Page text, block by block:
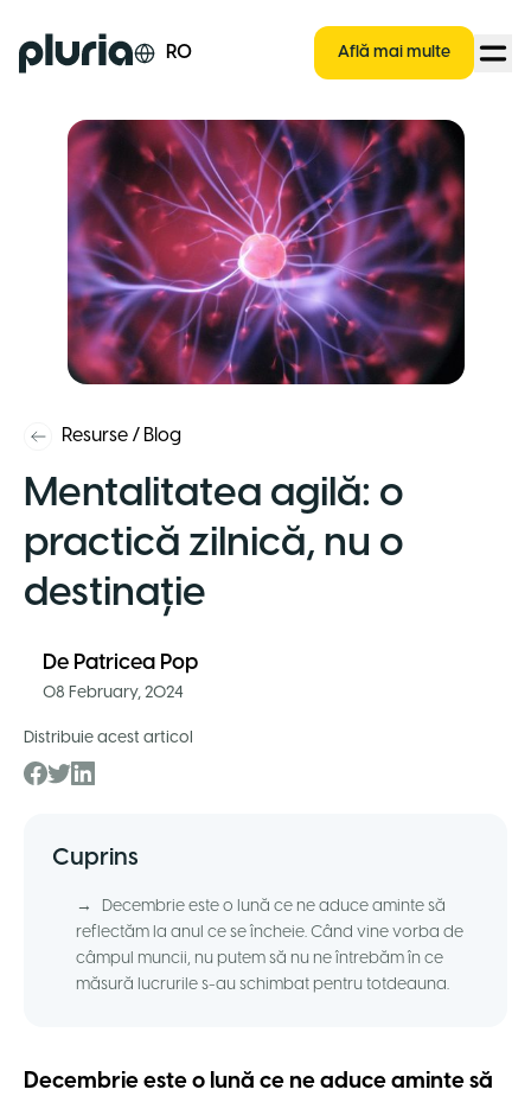
Logo Pluria RO Află mai multe
Resurse / Blog
Mentalitatea agilă: o
practică zilnică, nu o
destinație
De Patricea Pop
08 February, 2024
Distribuie acest articol
Cuprins
→
Decembrie este o lună ce ne aduce aminte să
reflectăm la anul ce se încheie. Când vine vorba de
câmpul muncii, nu putem să nu ne întrebăm în ce
măsură lucrurile s-au schimbat pentru totdeauna.
Decembrie este o lună ce ne aduce aminte să